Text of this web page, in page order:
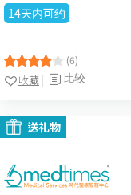
14天内可约
(6)
比较
收藏
送礼物